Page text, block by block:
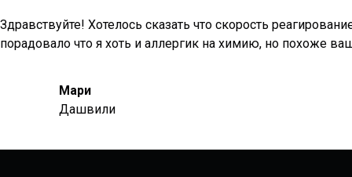
Здравствуйте! Хотелось сказать что скорость
порадовало что я хоть и аллергик на химию, но похоже
Мари
Дашвили